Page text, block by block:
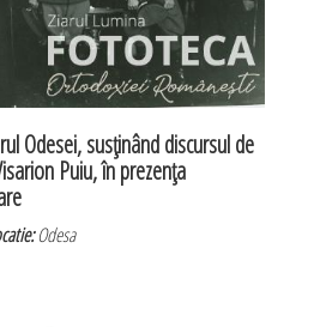
Odesei, susţinând discursul de
Puiu, în prezenţa
Odesa